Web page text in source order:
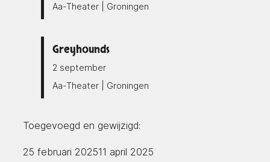
Aa-Theater | Groningen
Greyhounds
2 september
Aa-Theater | Groningen
Toegevoegd en gewijzigd:
25 februari 202511 april 2025